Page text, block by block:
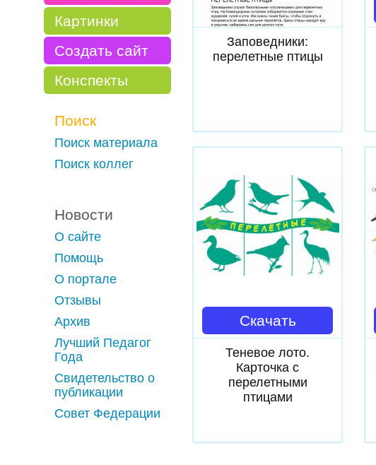
Картинки
Создать сайт
Конспекты
Поиск
Поиск материала
Поиск коллег
Новости
О сайте
Помощь
О портале
Отзывы
Архив
Лучший Педагог
Года
Свидетельство о
публикации
Совет Федерации
Скачать
Заповедники:
перелетные птицы
Скачать
Теневое лото.
Карточка с
перелетными
птицами